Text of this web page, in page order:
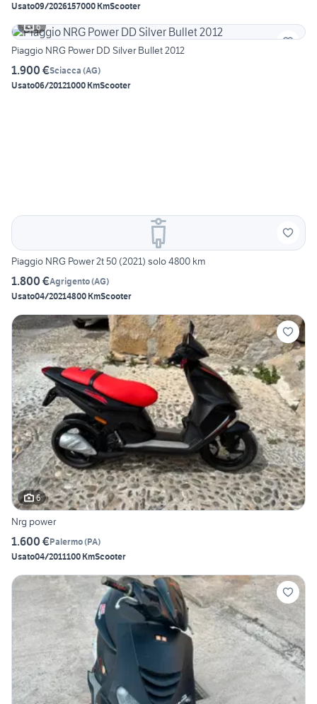
Usato09/2026157000 KmScooter
6
Piaggio NRG Power DD Silver Bullet 2012
1.900 €Sciacca (AG)
Usato06/20121000 KmScooter
Piaggio NRG Power 2t 50 (2021) solo 4800 km
1.800 €Agrigento(AG)
Usato04/20214800 KmScooter
6
Nrg power
1.600 €Palermo(PA)
Usato04/2011100 KmScooter